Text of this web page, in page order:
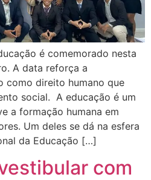
é comemorado nesta
A data reforça a
como direito humano que
social. A educação é um
a formação humana em
Um deles se dá na esfera
da Educação […]
com